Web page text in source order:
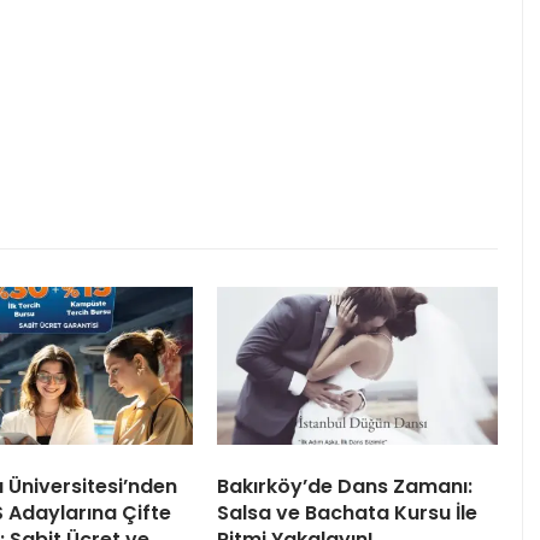
Üniversitesi’nden
Adaylarına Çifte
Bakırköy’de Dans Zamanı:
Salsa ve Bachata Kursu İle